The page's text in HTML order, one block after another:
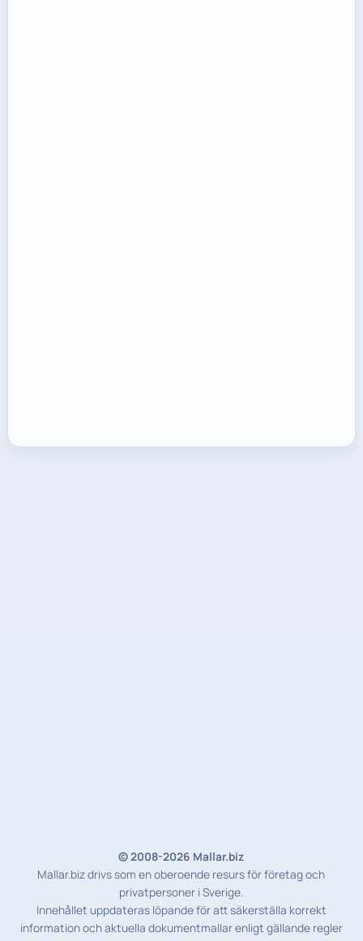
© 2008-2026 Mallar.biz
Mallar.biz drivs som en oberoende resurs för företag och
privatpersoner i Sverige.
Innehållet uppdateras löpande för att säkerställa korrekt
information och aktuella dokumentmallar enligt gällande regler